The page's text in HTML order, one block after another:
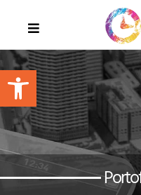
Open toolbar